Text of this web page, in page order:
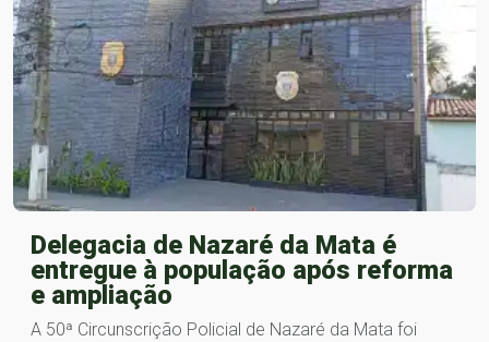
Delegacia de Nazaré da Mata é
entregue à população após reforma
e ampliação
A 50ª Circunscrição Policial de Nazaré da Mata foi